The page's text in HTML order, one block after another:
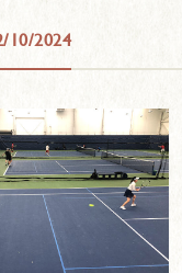
10/2024